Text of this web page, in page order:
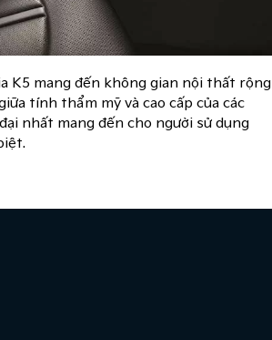
K5 mang đến không gian nội thất rộng
tính thẩm mỹ và cao cấp của các
nhất mang đến cho người sử dụng